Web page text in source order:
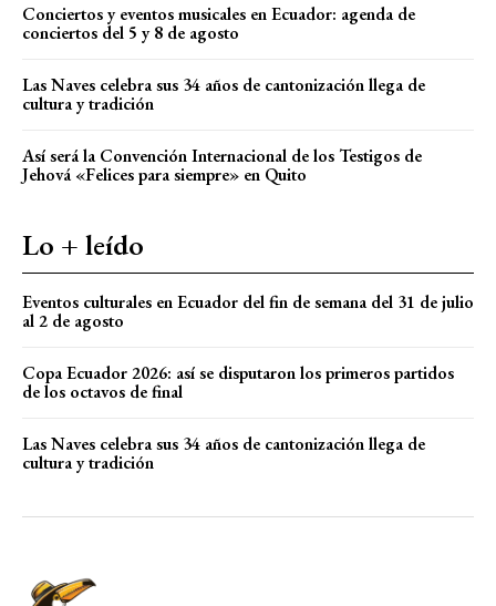
Conciertos y eventos musicales en Ecuador: agenda de
conciertos del 5 y 8 de agosto
Las Naves celebra sus 34 años de cantonización llega de
cultura y tradición
Así será la Convención Internacional de los Testigos de
Jehová «Felices para siempre» en Quito
Lo + leído
Eventos culturales en Ecuador del fin de semana del 31 de julio
al 2 de agosto
Copa Ecuador 2026: así se disputaron los primeros partidos
de los octavos de final
Las Naves celebra sus 34 años de cantonización llega de
cultura y tradición